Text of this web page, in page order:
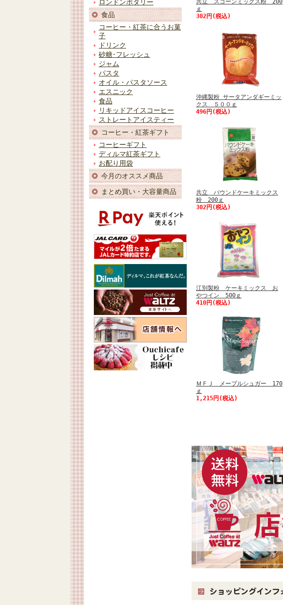
ロンドンポタリー
食品
コーヒー・紅茶に合うお菓
子
ドリンク
砂糖･フレッシュ
ジャム
パスタ
オイル・パスタソース
エスニック
食品
リキッドアイスコーヒー
ストレートアイスティー
コーヒー・紅茶ギフト
コーヒーギフト
ディルマ紅茶ギフト
お配り用袋
今月のオススメ商品
まとめ買い・大容量商品
共立 スコーンミックス粉 200
ｇ
302円(税込)
沖縄製粉 サータアンダギーミッ
クス ５００ｇ
496円(税込)
共立 パウンドケーキミックス
粉 200ｇ
302円(税込)
江別製粉 ケーキミックス お
やつイン 500ｇ
410円(税込)
ＭＦＪ メープルシュガー 170
ｇ
1,215円(税込)